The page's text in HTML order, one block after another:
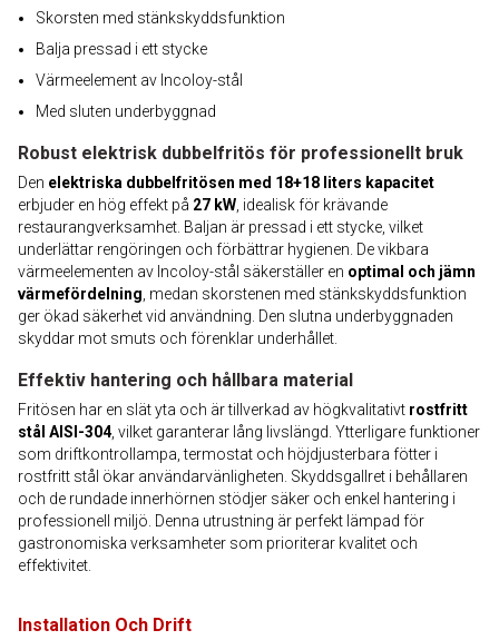
Skorsten med stänkskyddsfunktion
Balja pressad i ett stycke
Värmeelement av Incoloy-stål
Med sluten underbyggnad
Robust elektrisk dubbelfritös för professionellt bruk
Den elektriska dubbelfritösen med 18+18 liters kapacitet
erbjuder en hög effekt på 27 kW , idealisk för krävande
restaurangverksamhet. Baljan är pressad i ett stycke, vilket
underlättar rengöringen och förbättrar hygienen. De vikbara
värmeelementen av Incoloy-stål säkerställer en optimal och jämn
värmefördelning , medan skorstenen med stänkskyddsfunktion
ger ökad säkerhet vid användning. Den slutna underbyggnaden
skyddar mot smuts och förenklar underhållet.
Effektiv hantering och hållbara material
Fritösen har en slät yta och är tillverkad av högkvalitativt rostfritt
stål AISI-304, vilket garanterar lång livslängd. Ytterligare funktioner
som driftkontrollampa, termostat och höjdjusterbara fötter i
rostfritt stål ökar användarvänligheten. Skyddsgallret i behållaren
och de rundade innerhörnen stödjer säker och enkel hantering i
professionell miljö. Denna utrustning är perfekt lämpad för
gastronomiska verksamheter som prioriterar kvalitet och
effektivitet.
Installation Och Drift